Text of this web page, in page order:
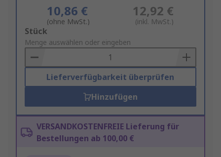
10,86 €
(ohne MwSt.)
12,92 €
(inkl. MwSt.)
Add
to
Basket
Stück
Menge auswählen oder eingeben
Lieferverfügbarkeit überprüfen
Hinzufügen
VERSANDKOSTENFREIE Lieferung für
Bestellungen ab 100,00 €